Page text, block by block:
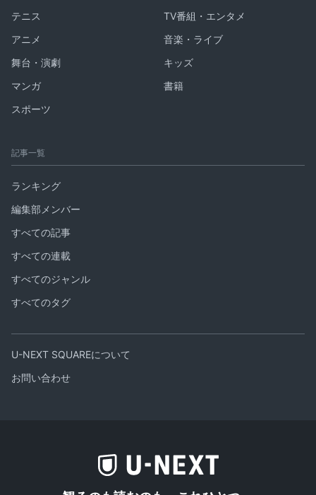
テニス
TV番組・エンタメ
アニメ
音楽・ライブ
舞台・演劇
キッズ
マンガ
書籍
スポーツ
記事一覧
ランキング
編集部メンバー
すべての記事
すべての連載
すべてのジャンル
すべてのタグ
U-NEXT SQUAREについて
お問い合わせ